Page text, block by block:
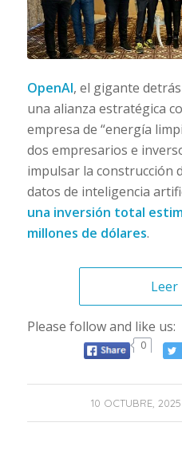
OpenAI, el gigante
una alianza estratégica
empresa de “energía
dos empresarios e
impulsar la construcción
datos de inteligencia
una inversión total
millones de dólares.
Leer
Please follow and like us:
0
10 OCTUBRE, 2025
/